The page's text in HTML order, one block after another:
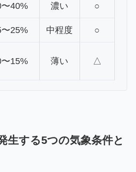
〜40% 濃い ○
〜25% 中程度 ○
〜15% 薄い △
生する5つの気象条件と